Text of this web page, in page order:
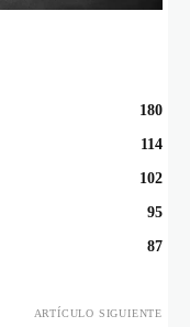
180
114
102
95
87
ARTÍCULO SIGUIENTE